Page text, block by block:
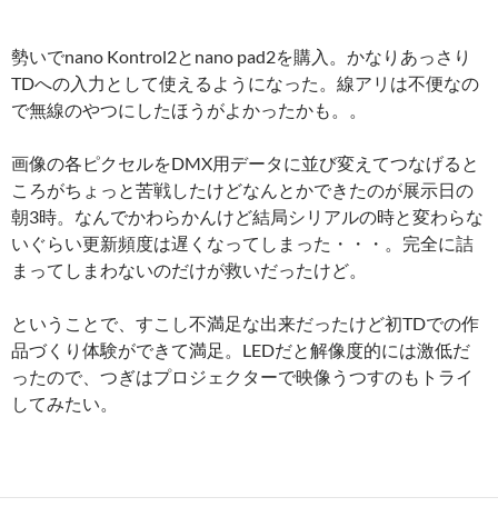
勢いでnano Kontrol2とnano pad2を購入。かなりあっさり
TDへの入力として使えるようになった。線アリは不便なの
で無線のやつにしたほうがよかったかも。。
画像の各ピクセルをDMX用データに並び変えてつなげると
ころがちょっと苦戦したけどなんとかできたのが展示日の
朝3時。なんでかわらかんけど結局シリアルの時と変わらな
いぐらい更新頻度は遅くなってしまった・・・。完全に詰
まってしまわないのだけが救いだったけど。
ということで、すこし不満足な出来だったけど初TDでの作
品づくり体験ができて満足。LEDだと解像度的には激低だ
ったので、つぎはプロジェクターで映像うつすのもトライ
してみたい。